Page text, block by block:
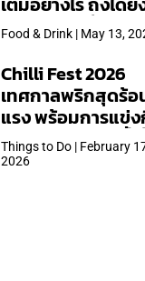
ใหญ่สุดเท่าที่เคยจัด
Food & Drink | May 13,
Chilli Fest 2026
เทศกาลพริกสุดร้อ
แรง พร้อมการแข่
พริก จัด 28 มี.ค.นี้ ที่โ
แรมคิมป์ตัน มาลัย
Things to Do | February
2026